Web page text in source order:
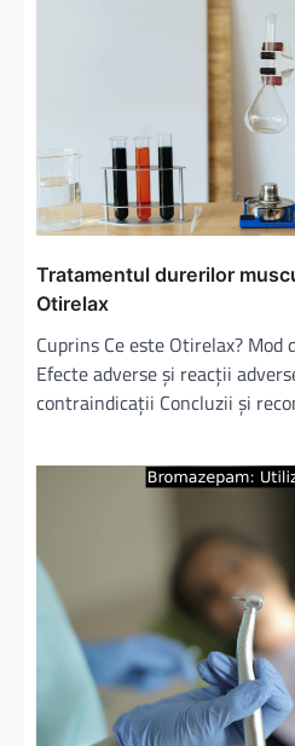
Tratamentul durerilor
Otirelax
Cuprins Ce este Otirelax?
Efecte adverse și reacții
contraindicații Concluzii și